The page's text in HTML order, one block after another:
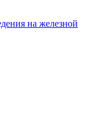
на железной